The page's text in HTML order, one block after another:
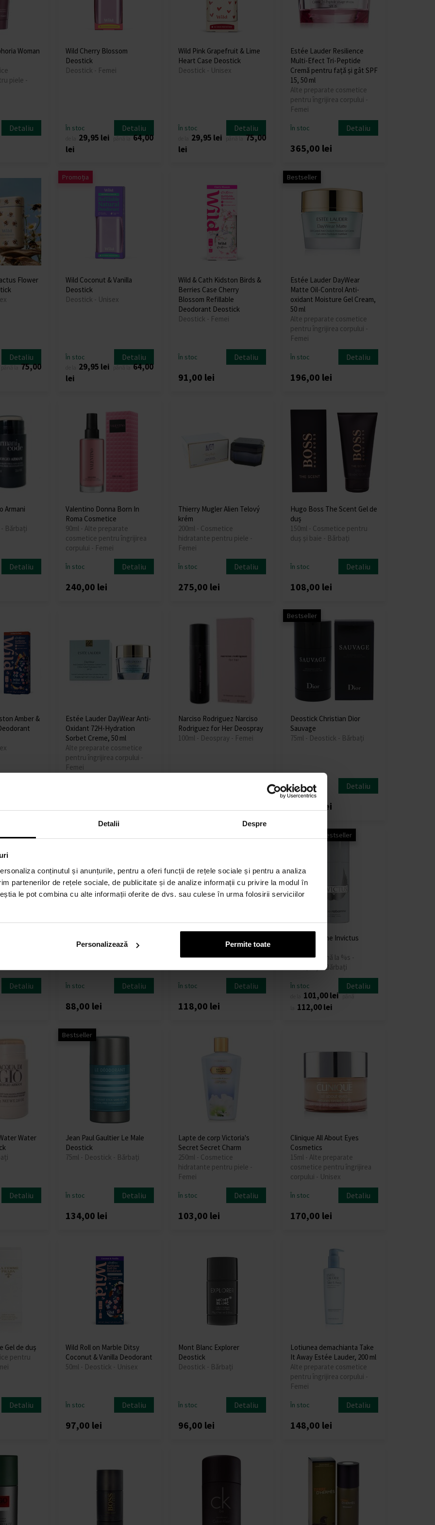
Detalii Despre
conținutul și anunțurile, pentru a oferi funcții de rețele sociale și pentru a analiza
partenerilor de rețele sociale, de publicitate și de analize informații cu privire la modul în
le pot combina cu alte informații oferite de dvs. sau culese în urma folosirii serviciilor
Personalizează Permite toate
Woman
piele -
Detaliu
Wild Cherry Blossom
Deostick
Deostick - Femei
În stoc Detaliu
29,95 lei
64,00
lei
Wild Pink Grapefruit & Lime
Heart Case Deostick
Deostick - Unisex
În stoc Detaliu
29,95 lei
75,00
lei
Estée Lauder Resilience
Multi-Efect Tri-Peptide
Cremă pentru față și gât SPF
15, 50 ml
Alte preparate cosmetice
pentru îngrijirea corpului -
Femei
În stoc Detaliu
365,00 lei
Flower
Detaliu
75,00
Promoția
Wild Coconut & Vanilla
Deostick
Deostick - Unisex
În stoc Detaliu
29,95 lei
64,00
lei
Wild & Cath Kidston Birds &
Berries Case Cherry
Blossom Refillable
Deodorant Deostick
Deostick - Femei
În stoc Detaliu
91,00 lei
Bestseller
Estée Lauder DayWear
Matte Oil-Control Anti-
oxidant Moisture Gel Cream,
50 ml
Alte preparate cosmetice
pentru îngrijirea corpului -
Femei
În stoc Detaliu
196,00 lei
Armani
Bărbați
Detaliu
Valentino Donna Born In
Roma Cosmetice
90ml - Alte preparate
cosmetice pentru îngrijirea
corpului - Femei
În stoc Detaliu
240,00 lei
Thierry Mugler Alien Telový
krém
200ml - Cosmetice
hidratante pentru piele -
Femei
În stoc Detaliu
275,00 lei
Hugo Boss The Scent Gel de
duș
150ml - Cosmetice pentru
duș și baie - Bărbați
În stoc Detaliu
108,00 lei
Amber &
Estée Lauder DayWear Anti-
Oxidant 72H-Hydration
Sorbet Creme, 50 ml
Alte preparate cosmetice
pentru îngrijirea corpului -
Femei
Narciso Rodriguez Narciso
Rodriguez for Her Deospray
100ml - Deospray - Femei
Bestseller
Deostick Christian Dior
Sauvage
75ml - Deostick - Bărbați
În stoc Detaliu
184,00 lei
Detaliu
Deodorant
În stoc Detaliu
88,00 lei
150ml - Deostick - Femei
În stoc Detaliu
118,00 lei
Bestseller
Paco Rabanne Invictus
De la % - până la %s -
Deospray - Bărbați
În stoc Detaliu
101,00 lei
112,00 lei
Water
Detaliu
Bestseller
Jean Paul Gaultier Le Male
Deostick
75ml - Deostick - Bărbați
În stoc Detaliu
134,00 lei
Lapte de corp Victoria's
Secret Secret Charm
250ml - Cosmetice
hidratante pentru piele -
Femei
În stoc Detaliu
103,00 lei
Clinique All About Eyes
Cosmetics
15ml - Alte preparate
cosmetice pentru îngrijirea
corpului - Unisex
În stoc Detaliu
170,00 lei
Gel de duș
pentru
Detaliu
Wild Roll on Marble Ditsy
Coconut & Vanilla Deodorant
50ml - Deostick - Unisex
În stoc Detaliu
97,00 lei
Mont Blanc Explorer
Deostick
Deostick - Bărbați
În stoc Detaliu
96,00 lei
Lotiunea demachianta Take
It Away Estée Lauder, 200 ml
Alte preparate cosmetice
pentru îngrijirea corpului -
Femei
În stoc Detaliu
148,00 lei